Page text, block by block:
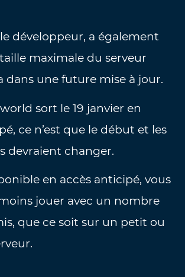
développeur, a également
maximale du serveur
dans une future mise à jour.
sort le 19 janvier en
ce n’est que le début et les
devraient changer.
en accès anticipé, vous
jouer avec un nombre
que ce soit sur un petit ou